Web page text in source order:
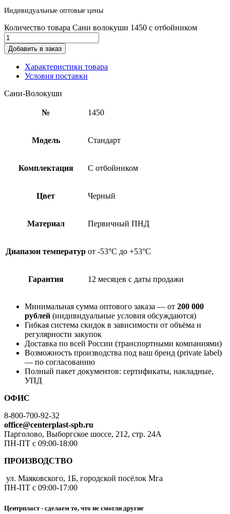
Индивидуальные оптовые цены
Количество товара Сани волокуши 1450 с отбойником
Добавить в заказ
Характеристики товара
Условия поставки
Сани-Волокуши
№ 1450
Модель Стандарт
Комплектация С отбойником
Цвет Черный
Материал Первичный ПНД
Диапазон температур от -53°С до +53°С
Гарантия 12 месяцев с даты продажи
Минимальная сумма оптового заказа — от 200 000
рублей (индивидуальные условия обсуждаются)
Гибкая система скидок в зависимости от объёма и
регулярности закупок
Доставка по всей России (транспортными компаниями)
Возможность производства под ваш бренд (private label)
— по согласованию
Полный пакет документов: сертификаты, накладные,
УПД
ОФИС
8-800-700-92-32
office@centerplast-spb.ru
Парголово, Выборгское шоссе, 212, стр. 24А
ПН-ПТ с 09:00-18:00
ПРОИЗВОДСТВО
ул. Маяковского, 1Б, городской посёлок Мга
ПН-ПТ с 09:00-17:00
Центрпласт - сделаем то, что не смогли другие